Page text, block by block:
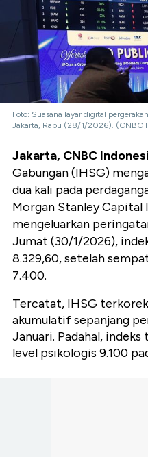
Foto: Suasana layar digital
Jakarta, Rabu (28/1/2026). (CNBC
Jakarta, CNBC
Gabungan (IHSG)
dua kali pada
Morgan Stanley
mengeluarkan
Jumat (30/1/2026),
8.329,60, setelah
7.400.
Tercatat, IHSG
akumulatif sepanjang
Januari. Padahal,
level psikologis 9.100